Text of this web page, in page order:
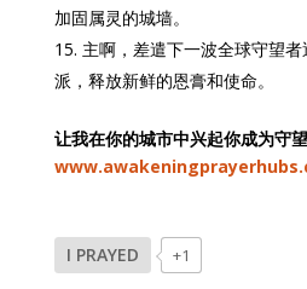
加固属灵的城墙。
主啊，差遣下一波全球守望者
派，释放新鲜的恩膏和使命。
让我在你的城市中兴起你成为守
I PRAYED +1